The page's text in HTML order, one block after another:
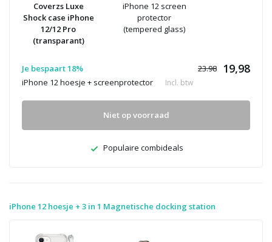
Coverzs Luxe
Shock case iPhone
12/12 Pro
(transparant)
iPhone 12 screen
protector
(tempered glass)
Je bespaart 18% 23.98 19,98
iPhone 12 hoesje + screenprotector Incl. btw
Niet op voorraad
Populaire combideals
iPhone 12 hoesje + 3 in 1 Magnetische docking station